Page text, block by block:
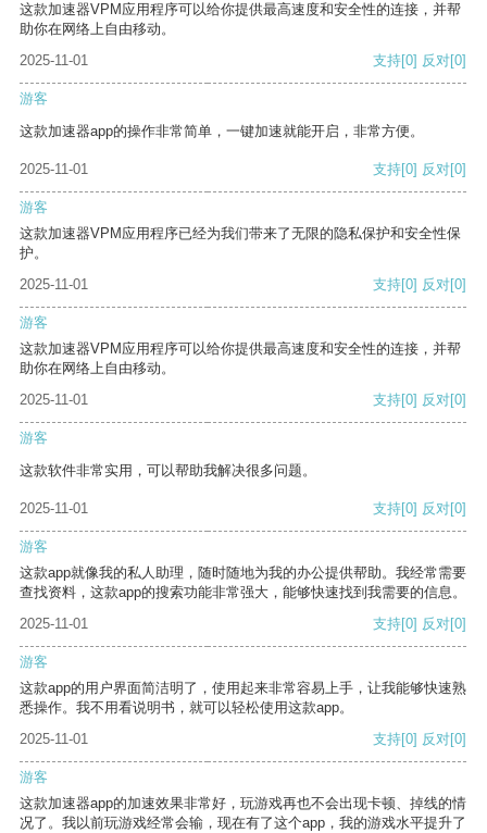
这款加速器VPM应用程序可以给你提供最高速度和安全性的连接，并帮
助你在网络上自由移动。
2025-11-01
支持[0] 反对[0]
游客
这款加速器app的操作非常简单，一键加速就能开启，非常方便。
2025-11-01 支持[0] 反对[0]
游客
这款加速器VPM应用程序已经为我们带来了无限的隐私保护和安全性保
护。
2025-11-01
支持[0] 反对[0]
游客
这款加速器VPM应用程序可以给你提供最高速度和安全性的连接，并帮
助你在网络上自由移动。
2025-11-01
支持[0] 反对[0]
游客
这款软件非常实用，可以帮助我解决很多问题。
2025-11-01 支持[0] 反对[0]
游客
这款app就像我的私人助理，随时随地为我的办公提供帮助。我经常需要
查找资料，这款app的搜索功能非常强大，能够快速找到我需要的信息。
2025-11-01
支持[0] 反对[0]
游客
这款app的用户界面简洁明了，使用起来非常容易上手，让我能够快速熟
悉操作。我不用看说明书，就可以轻松使用这款app。
2025-11-01
支持[0] 反对[0]
游客
这款加速器app的加速效果非常好，玩游戏再也不会出现卡顿、掉线的情
况了。我以前玩游戏经常会输，现在有了这个app，我的游戏水平提升了